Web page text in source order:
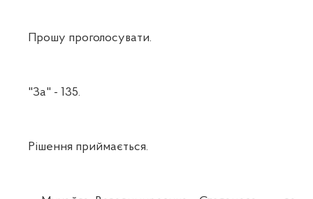
Прошу проголосувати.
"За" - 135.
Рішення приймається.